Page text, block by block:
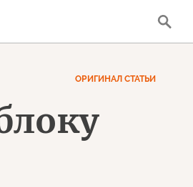
ОРИГИНАЛ СТАТЬИ